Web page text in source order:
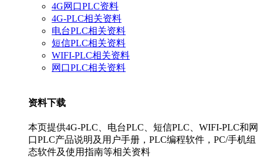
4G网口PLC资料
4G-PLC相关资料
电台PLC相关资料
短信PLC相关资料
WIFI-PLC相关资料
网口PLC相关资料
资料下载
本页提供4G-PLC、电台PLC、短信PLC、WIFI-PLC和网
口PLC产品说明及用户手册，PLC编程软件，PC/手机组
态软件及使用指南等相关资料